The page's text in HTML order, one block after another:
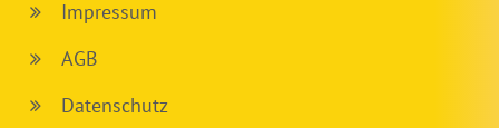
Impressum
AGB
Datenschutz